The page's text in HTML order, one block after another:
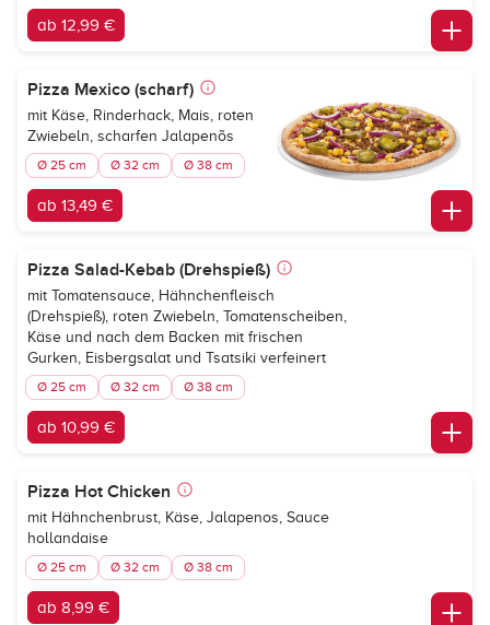
ab 12,99 €
Pizza Mexico (scharf)
mit Käse, Rinderhack, Mais, roten
Zwiebeln, scharfen Jalapenõs
Ø 25 cm Ø 32 cm Ø 38 cm
ab 13,49 €
Pizza Salad-Kebab (Drehspieß)
mit Tomatensauce, Hähnchenfleisch
(Drehspieß), roten Zwiebeln, Tomatenscheiben,
Käse und nach dem Backen mit frischen
Gurken, Eisbergsalat und Tsatsiki verfeinert
Ø 25 cm Ø 32 cm Ø 38 cm
ab 10,99 €
Pizza Hot Chicken
mit Hähnchenbrust, Käse, Jalapenos, Sauce
hollandaise
Ø 25 cm Ø 32 cm Ø 38 cm
ab 8,99 €